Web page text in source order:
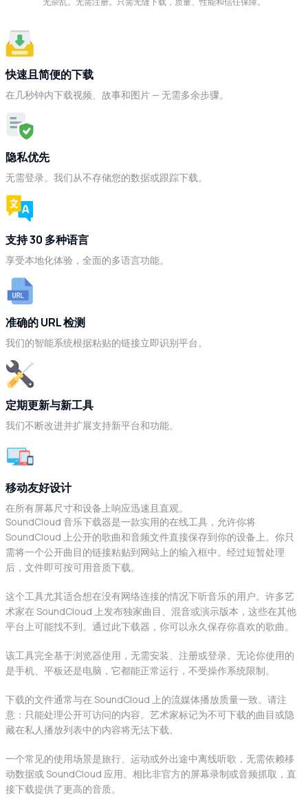
快速且简便的下载
在几秒钟内下载视频、故事和图片 — 无需多余步骤。
隐私优先
无需登录。我们从不存储您的数据或跟踪下载。
支持 30 多种语言
享受本地化体验，全面的多语言功能。
准确的 URL 检测
我们的智能系统根据粘贴的链接立即识别平台。
定期更新与新工具
我们不断改进并扩展支持新平台和功能。
移动友好设计
在所有屏幕尺寸和设备上响应迅速且直观。
SoundCloud 音乐下载器是一款实用的在线工具，允许你将
SoundCloud 上公开的歌曲和音频文件直接保存到你的设备上。你只
需将一个公开曲目的链接粘贴到网站上的输入框中。经过短暂处理
后，文件即可按可用音质下载。
这个工具尤其适合想在没有网络连接的情况下听音乐的用户。许多艺
术家在 SoundCloud 上发布独家曲目、混音或演示版本，这些在其他
平台上可能找不到。通过此下载器，你可以永久保存你喜欢的歌曲。
该工具完全基于浏览器使用，无需安装、注册或登录。无论你使用的
是手机、平板还是电脑，它都能正常运行，不受操作系统限制。
下载的文件通常与在 SoundCloud 上的流媒体播放质量一致。请注
意：只能处理公开可访问的内容。艺术家标记为不可下载的曲目或隐
藏在私人播放列表中的内容将无法下载。
一个常见的使用场景是旅行、运动或外出途中离线听歌，无需依赖移
动数据或 SoundCloud 应用。相比非官方的屏幕录制或音频抓取，直
接下载提供了更高的音质。